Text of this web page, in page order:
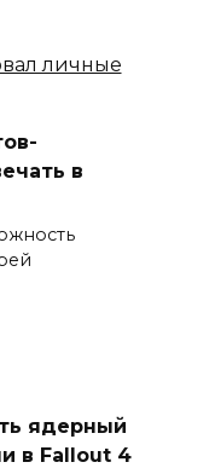
в
ядерный
в Fallout 4